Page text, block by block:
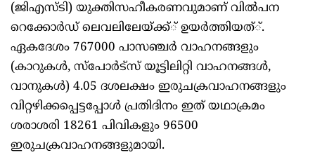
(ജിഎസ്ടി) യുക്തിസഹീകരണവുമാണ് വില്‍പന
റെക്കോര്‍ഡ് ലെവലിലേയ്ക്ക്് ഉയര്‍ത്തിയത്്.
ഏകദേശം 767000 പാസഞ്ചര്‍ വാഹനങ്ങളും
(കാറുകള്‍, സ്‌പോര്‍ട്‌സ് യൂട്ടിലിറ്റി വാഹനങ്ങള്‍,
വാനുകള്‍) 4.05 ദശലക്ഷം ഇരുചക്രവാഹനങ്ങളും
വിറ്റഴിക്കപ്പെട്ടപ്പോള്‍ പ്രതിദിനം ഇത് യഥാക്രമം
ശരാശരി 18261 പിവികളും 96500
ഇരുചക്രവാഹനങ്ങളുമായി.